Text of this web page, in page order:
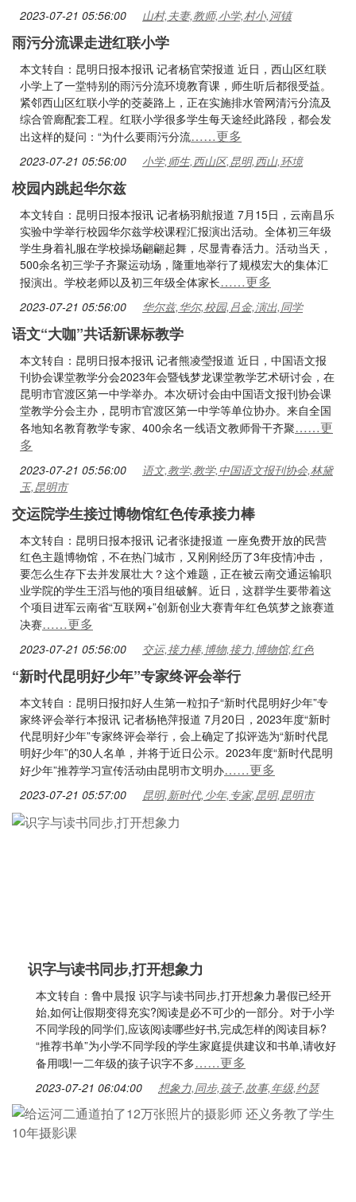
2023-07-21 05:56:00 山村,夫妻,教师,小学,村小,河镇
雨污分流课走进红联小学
本文转自：昆明日报本报讯 记者杨官荣报道 近日，西山区红联
小学上了一堂特别的雨污分流环境教育课，师生听后都很受益。
紧邻西山区红联小学的茭菱路上，正在实施排水管网清污分流及
综合管廊配套工程。红联小学很多学生每天途经此路段，都会发
出这样的疑问：“为什么要雨污分流……更多
2023-07-21 05:56:00 小学,师生,西山区,昆明,西山,环境
校园内跳起华尔兹
本文转自：昆明日报本报讯 记者杨羽航报道 7月15日，云南昌乐
实验中学举行校园华尔兹学校课程汇报演出活动。全体初三年级
学生身着礼服在学校操场翩翩起舞，尽显青春活力。活动当天，
500余名初三学子齐聚运动场，隆重地举行了规模宏大的集体汇
报演出。学校老师以及初三年级全体家长……更多
2023-07-21 05:56:00 华尔兹,华尔,校园,吕金,演出,同学
语文“大咖”共话新课标教学
本文转自：昆明日报本报讯 记者熊凌瑩报道 近日，中国语文报
刊协会课堂教学分会2023年会暨钱梦龙课堂教学艺术研讨会，在
昆明市官渡区第一中学举办。本次研讨会由中国语文报刊协会课
堂教学分会主办，昆明市官渡区第一中学等单位协办。来自全国
各地知名教育教学专家、400余名一线语文教师骨干齐聚……更
多
2023-07-21 05:56:00
语文,教学,教学,中国语文报刊协会,林黛
玉,昆明市
交运院学生接过博物馆红色传承接力棒
本文转自：昆明日报本报讯 记者张捷报道 一座免费开放的民营
红色主题博物馆，不在热门城市，又刚刚经历了3年疫情冲击，
要怎么生存下去并发展壮大？这个难题，正在被云南交通运输职
业学院的学生王滔与他的项目组破解。近日，这群学生要带着这
个项目进军云南省“互联网+”创新创业大赛青年红色筑梦之旅赛道
决赛……更多
2023-07-21 05:56:00 交运,接力棒,博物,接力,博物馆,红色
“新时代昆明好少年”专家终评会举行
本文转自：昆明日报扣好人生第一粒扣子“新时代昆明好少年”专
家终评会举行本报讯 记者杨艳萍报道 7月20日，2023年度“新时
代昆明好少年”专家终评会举行，会上确定了拟评选为“新时代昆
明好少年”的30人名单，并将于近日公示。2023年度“新时代昆明
好少年”推荐学习宣传活动由昆明市文明办……更多
2023-07-21 05:57:00 昆明,新时代,少年,专家,昆明,昆明市
识字与读书同步,打开想象力
本文转自：鲁中晨报 识字与读书同步,打开想象力暑假已经开
始,如何让假期变得充实?阅读是必不可少的一部分。对于小学
不同学段的同学们,应该阅读哪些好书,完成怎样的阅读目标?
“推荐书单”为小学不同学段的学生家庭提供建议和书单,请收好
备用哦!一二年级的孩子识字不多……更多
2023-07-21 06:04:00 想象力,同步,孩子,故事,年级,约瑟